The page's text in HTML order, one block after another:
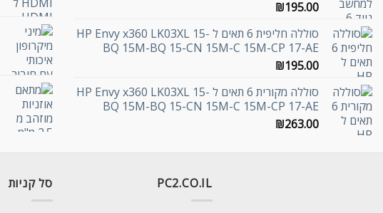
₪195.00
סוללה חליפית 6 תאים ל HP Envy x360 LK03XL 15-
BQ 15M-BQ 15-CN 15M-C 15M-CP 17-AE
₪195.00
סוללה מקורית 6 תאים ל HP Envy x360 LK03XL 15-
BQ 15M-BQ 15-CN 15M-C 15M-CP 17-AE
₪263.00
PC2.CO.IL סל קניות